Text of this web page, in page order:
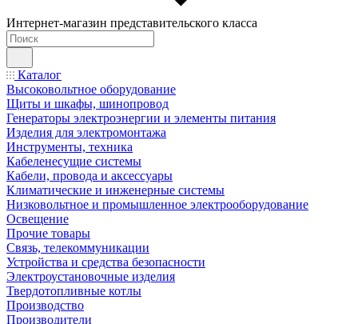
Интернет-магазин представительского класса
Каталог
Высоковольтное оборудование
Щиты и шкафы, шинопровод
Генераторы электроэнергии и элементы питания
Изделия для электромонтажа
Инструменты, техника
Кабеленесущие системы
Кабели, провода и аксессуары
Климатические и инженерные системы
Низковольтное и промышленное электрооборудование
Освещение
Прочие товары
Связь, телекоммуникации
Устройства и средства безопасности
Электроустановочные изделия
Твердотопливные котлы
Производство
Производители